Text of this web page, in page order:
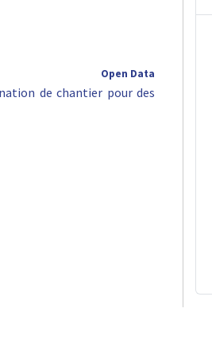
Open Data
de chantier pour des